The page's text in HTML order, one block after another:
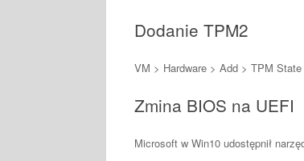
Dodanie TPM2
VM > Hardware > Add > TPM State
Zmina BIOS na UEFI
Microsoft w Win10 udostępnił